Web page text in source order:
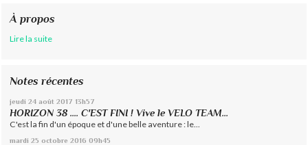
À propos
Lire la suite
Notes récentes
jeudi 24 août 2017 13h57
HORIZON 38 .... C'EST FINI ! Vive le VELO TEAM...
C'est la fin d'un époque et d'une belle aventure : le...
mardi 25 octobre 2016 09h45